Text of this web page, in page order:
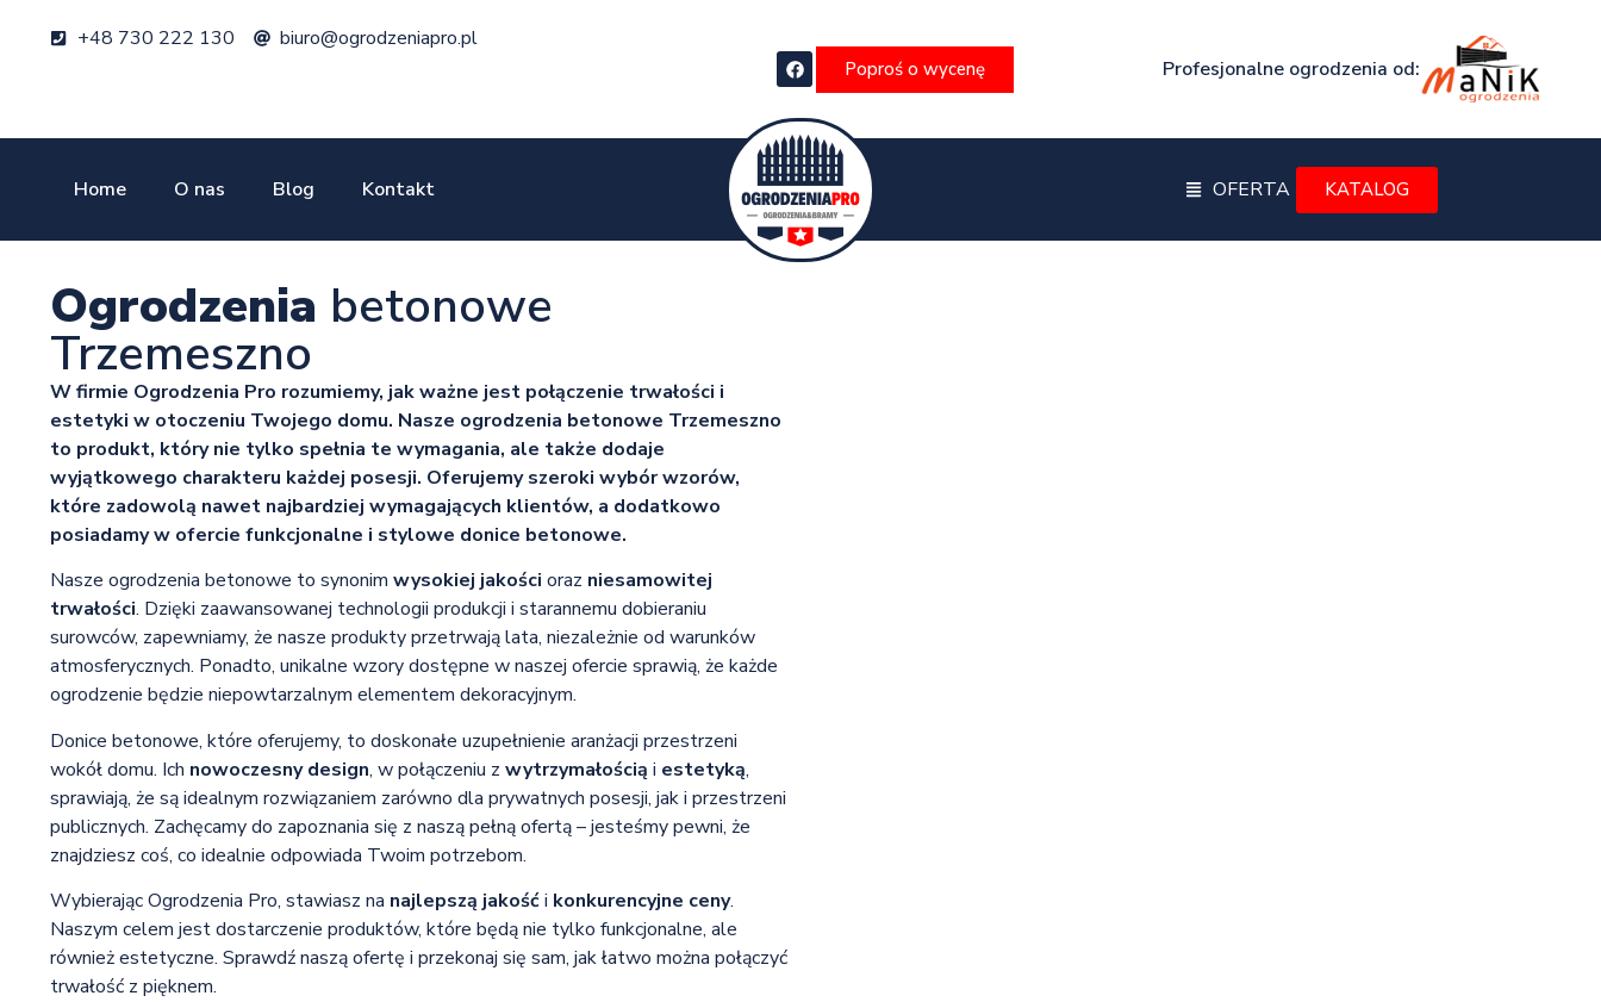
+48 730 222 130 biuro@ogrodzeniapro.pl
Poproś o wycenę Profesjonalne ogrodzenia od:
Home O nas Blog Kontakt OFERTA KATALOG
Ogrodzenia betonowe
Trzemeszno
W firmie Ogrodzenia Pro rozumiemy, jak ważne jest połączenie trwałości i
estetyki w otoczeniu Twojego domu. Nasze ogrodzenia betonowe Trzemeszno
to produkt, który nie tylko spełnia te wymagania, ale także dodaje
wyjątkowego charakteru każdej posesji. Oferujemy szeroki wybór wzorów,
które zadowolą nawet najbardziej wymagających klientów, a dodatkowo
posiadamy w ofercie funkcjonalne i stylowe donice betonowe.
Nasze ogrodzenia betonowe to synonim wysokiej jakości oraz niesamowitej
trwałości. Dzięki zaawansowanej technologii produkcji i starannemu dobieraniu
surowców, zapewniamy, że nasze produkty przetrwają lata, niezależnie od warunków
atmosferycznych. Ponadto, unikalne wzory dostępne w naszej ofercie sprawią, że każde
ogrodzenie będzie niepowtarzalnym elementem dekoracyjnym.
Donice betonowe, które oferujemy, to doskonałe uzupełnienie aranżacji przestrzeni
wokół domu. Ich nowoczesny design, w połączeniu z wytrzymałością i estetyką,
sprawiają, że są idealnym rozwiązaniem zarówno dla prywatnych posesji, jak i przestrzeni
publicznych. Zachęcamy do zapoznania się z naszą pełną ofertą – jesteśmy pewni, że
znajdziesz coś, co idealnie odpowiada Twoim potrzebom.
Wybierając Ogrodzenia Pro, stawiasz na najlepszą jakośći konkurencyjne ceny.
Naszym celem jest dostarczenie produktów, które będą nie tylko funkcjonalne, ale
również estetyczne. Sprawdź naszą ofertę i przekonaj się sam, jak łatwo można połączyć
trwałość z pięknem.